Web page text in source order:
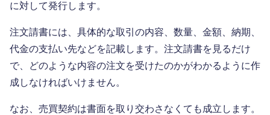
に対して発行します。
注文請書には、具体的な取引の内容、数量、金額、納期、
代金の支払い先などを記載します。注文請書を見るだけ
で、どのような内容の注文を受けたのかがわかるように作
成しなければいけません。
なお、売買契約は書面を取り交わさなくても成立します。